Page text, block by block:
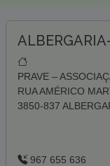
PRAVE –
RUA AMÉRICO
3850-837
967 655 636